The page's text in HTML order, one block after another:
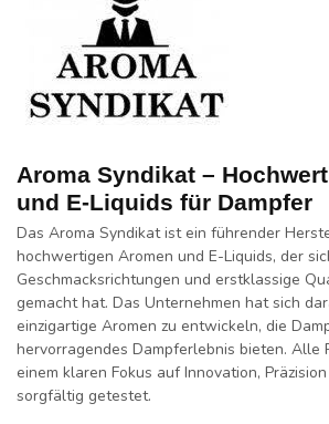
Aroma Syndikat –
und E-Liquids für Dampfer
Das Aroma Syndikatist ein führender
hochwertigen Aromen und E-Liquids, der
Geschmacksrichtungen und erstklassige
gemacht hat. Das Unternehmen hat sich
einzigartige Aromen zu entwickeln, die
hervorragendes Dampferlebnis bieten. Alle
einem klaren Fokus aufInnovation, Präzision
sorgfältig getestet.